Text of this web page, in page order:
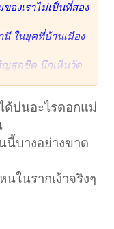
องเราไม่เป็นที่สอง
นี ในยุคที่บ้านเมือง
ญสุดขีด นึกเห็นวัด
สงอาทิตย์ สีทอง
มาถวายแด่พระ
ไปตามเรื่อง มา
ด้บ่นอะไรดอกแม่
นี้บางอย่างขาด
ในรากเง้าจริงๆ